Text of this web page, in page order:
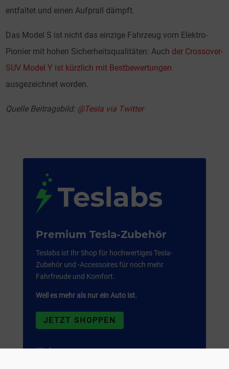
entfaltet und einen Aufprall dämpft.
Das Model S ist nicht das einzige Fahrzeug vom Elektro-
Pionier mit hohen Sicherheitsqualitäten: Auch der Crossover-
SUV Model Y ist kürzlich mit Bestbewertungen
ausgezeichnet worden.
Quelle Beitragsbild: @Tesla via Twitter
Premium Tesla-Zubehör
Teslabs ist Ihr Shop für hochwertiges Tesla-
Zubehör und -Accessoires für noch mehr
Fahrfreude und Komfort.
Weil es mehr als nur ein Auto ist.
JETZT SHOPPEN
Werbung